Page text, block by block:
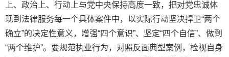
上、政治上、行动上与党中央保持高度一致，把对党忠诚体
现到法律服务每一个具体案件中，以实际行动坚决捍卫“两个
确立”的决定性意义，增强“四个意识”、坚定“四个自信”、做到
“两个维护”。要规范执业行为，对照反面典型案例，检视自身